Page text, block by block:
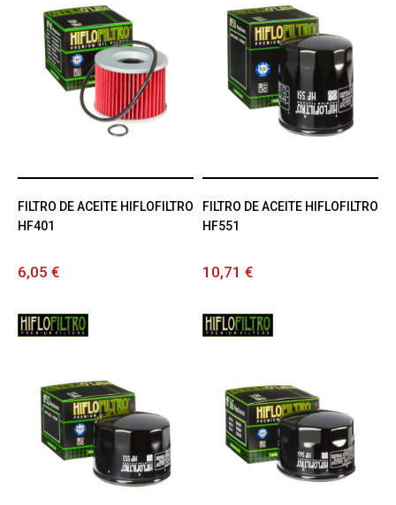
FILTRO DE ACEITE HIFLOFILTRO
HF401
6,05 €
FILTRO DE ACEITE HIFLOFILTRO
HF551
10,71 €